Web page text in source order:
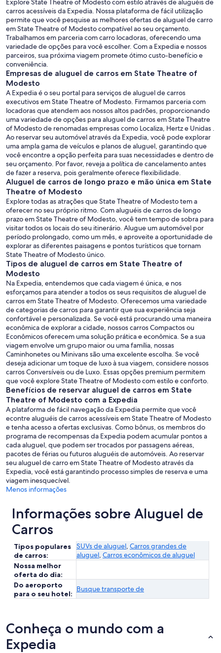
Explore State Theatre of Modesto com estilo através de aluguéis de
carros acessíveis da Expedia. Nossa plataforma de fácil utilização
permite que você pesquise as melhores ofertas de aluguel de carro
em State Theatre of Modesto compatível ao seu orçamento.
Trabalhamos em parceria com carro locadoras, oferecendo uma
variedade de opções para você escolher. Com a Expedia e nossos
parceiros, sua próxima viagem promete ótimo custo-benefício e
conveniência.
Empresas de aluguel de carros em State Theatre of
Modesto
A Expedia é o seu portal para serviços de aluguel de carros
executivos em State Theatre of Modesto. Firmamos parceria com
locadoras que atendem aos nossos altos padrões, proporcionando
uma variedade de opções para aluguel de carros em State Theatre
of Modesto de renomadas empresas como Localiza, Hertz e Unidas .
Ao reservar seu automóvel através da Expedia, você pode explorar
uma ampla gama de veículos e planos de aluguel, garantindo que
você encontre a opção perfeita para suas necessidades e dentro de
seu orçamento. Por favor, reveja a política de cancelamento antes
de fazer a reserva, pois geralmente oferece flexibilidade.
Aluguel de carros de longo prazo e mão única em State
Theatre of Modesto
Explore todas as atrações que State Theatre of Modesto tem a
oferecer no seu próprio ritmo. Com aluguéis de carros de longo
prazo em State Theatre of Modesto, você tem tempo de sobra para
visitar todos os locais do seu itinerário. Alugue um automóvel por
período prolongado, como um mês, e aproveite a oportunidade de
explorar as diferentes paisagens e pontos turísticos que tornam
State Theatre of Modesto único.
Tipos de aluguel de carros em State Theatre of
Modesto
Na Expedia, entendemos que cada viagem é única, e nos
esforçamos para atender a todos os seus requisitos de aluguel de
carros em State Theatre of Modesto. Oferecemos uma variedade
de categorias de carros para garantir que sua experiência seja
confortável e personalizada. Se você está procurando uma maneira
econômica de explorar a cidade, nossos carros Compactos ou
Econômicos oferecem uma solução prática e econômica. Se a sua
viagem envolve um grupo maior ou uma família, nossas
Caminhonetes ou Minivans são uma excelente escolha. Se você
deseja adicionar um toque de luxo à sua viagem, considere nossos
carros Conversíveis ou de Luxo. Essas opções premium permitem
que você explore State Theatre of Modesto com estilo e conforto.
Benefícios de reservar aluguel de carros em State
Theatre of Modesto com a Expedia
A plataforma de fácil navegação da Expedia permite que você
econtre aluguéis de carros acessíveis em State Theatre of Modesto
e tenha acesso a ofertas exclusivas. Como bônus, os membros do
programa de recompensas da Expedia podem acumular pontos a
cada aluguel, que podem ser trocados por passagens aéreas,
pacotes de férias ou futuros aluguéis de automóveis. Ao reservar
seu aluguel de carro em State Theatre of Modesto através da
Expedia, você está garantindo processo simples de reserva e uma
viagem inesquecível.
Menos informações
Informações sobre Aluguel de
Carros
Tipos populares
de carros:
SUVs de aluguel, Carros grandes de
aluguel, Carros econômicos de aluguel
Nossa melhor
oferta do dia:
Do aeroporto
para o seu hotel:
Busque transporte de
Conheça o mundo com a
Expedia